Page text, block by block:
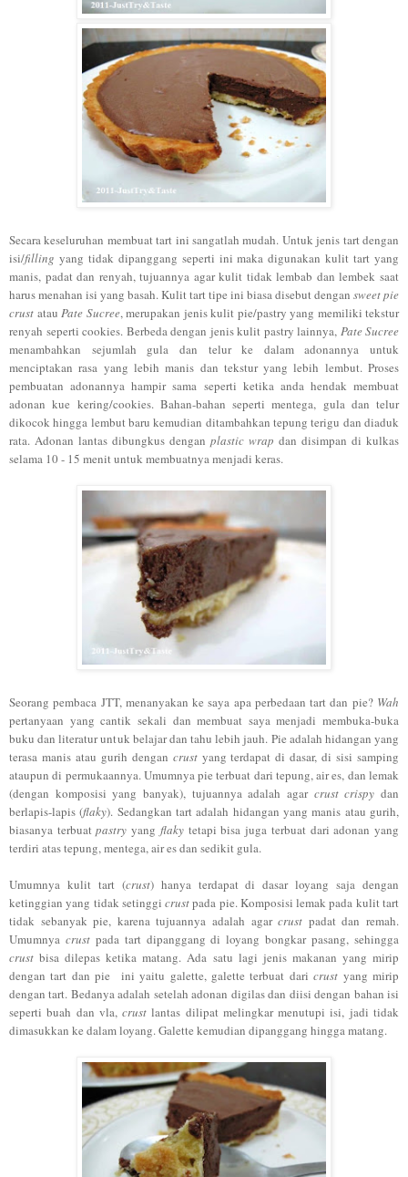
Secara keseluruhan membuat tart ini sangatlah mudah. Untuk jenis tart dengan
isi/filling yang tidak dipanggang seperti ini maka digunakan kulit tart yang
manis, padat dan renyah, tujuannya agar kulit tidak lembab dan lembek saat
harus menahan isi yang basah. Kulit tart tipe ini biasa disebut dengan sweet pie
crust atau Pate Sucree, merupakan jenis kulit pie/pastry yang memiliki tekstur
renyah seperti cookies. Berbeda dengan jenis kulit pastry lainnya, Pate Sucree
menambahkan sejumlah gula dan telur ke dalam adonannya untuk
menciptakan rasa yang lebih manis dan tekstur yang lebih lembut. Proses
pembuatan adonannya hampir sama seperti ketika anda hendak membuat
adonan kue kering/cookies. Bahan-bahan seperti mentega, gula dan telur
dikocok hingga lembut baru kemudian ditambahkan tepung terigu dan diaduk
rata. Adonan lantas dibungkus dengan plastic wrap dan disimpan di kulkas
selama 10 - 15 menit untuk membuatnya menjadi keras.
Seorang pembaca JTT, menanyakan ke saya apa perbedaan tart dan pie? Wah
pertanyaan yang cantik sekali dan membuat saya menjadi membuka-buka
buku dan literatur untuk belajar dan tahu lebih jauh. Pie adalah hidangan yang
terasa manis atau gurih dengan crust yang terdapat di dasar, di sisi samping
ataupun di permukaannya. Umumnya pie terbuat dari tepung, air es, dan lemak
(dengan komposisi yang banyak), tujuannya adalah agar crust crispydan
berlapis-lapis (flaky). Sedangkan tart adalah hidangan yang manis atau gurih,
biasanya terbuatpastry yang flakytetapi bisa juga terbuat dari adonan yang
terdiri atas tepung, mentega, air es dan sedikit gula.
Umumnya kulit tart (crust) hanya terdapat di dasar loyang saja dengan
ketinggian yang tidak setinggicrustpada pie. Komposisi lemak pada kulit tart
tidak sebanyak pie, karena tujuannya adalah agarcrust padat dan remah.
Umumnya crustpada tart dipanggang di loyang bongkar pasang, sehingga
crust bisa dilepas ketika matang. Ada satu lagi jenis makanan yang mirip
dengan tart dan pie ini yaitu galette, galette terbuat daricrust yang mirip
dengan tart. Bedanya adalah setelah adonan digilas dan diisi dengan bahan isi
seperti buah dan vla,crust lantas dilipat melingkar menutupi isi, jadi tidak
dimasukkan ke dalam loyang. Galette kemudian dipanggang hingga matang.